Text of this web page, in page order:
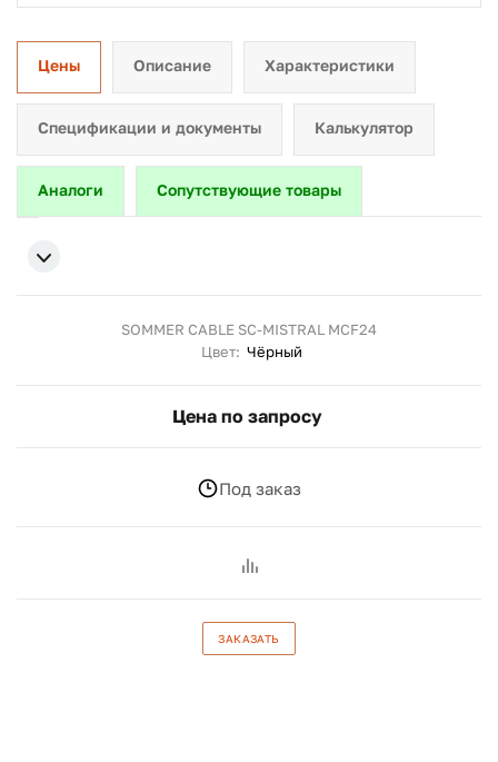
Цены Описание Характеристики
Спецификации и документы Калькулятор
Аналоги Сопутствующие товары
SOMMER CABLE SC-MISTRAL MCF24
Цвет: Чёрный
Цена по запросу
Под заказ
ЗАКАЗАТЬ